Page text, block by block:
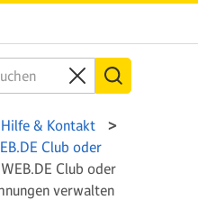
Hilfe & Kontakt
Club oder
WEB.DE Club oder
verwalten